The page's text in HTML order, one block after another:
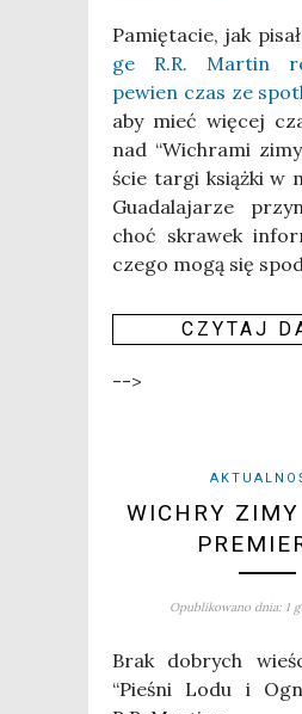
Pamię­ta­cie, jak
ge R.R. Mar­tin
pewien czas ze
aby mieć wię­cej
nad “Wichra­mi
ście tar­gi książ­ki w
Guada­la­ja­rze
choć skra­wek
cze­go mogą się
CZY­TAJ
-->
WICHRY
Opublikowano dnia: 1
Brak dobrych
“Pie­śni Lodu i